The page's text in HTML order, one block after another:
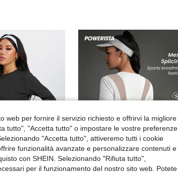
4.54
4.54
27
Risparmia 4.07€
web per fornire il servizio richiesto e offrirvi la migliore
tutto", "Accetta tutto" o impostare le vostre preferenze
"Accetta tutto", attiveremo tutti i cookie
funzionalità avanzate e personalizzare contenuti e
con SHEIN. Selezionando "Rifiuta tutto",
per il funzionamento del nostro sito web. Potete